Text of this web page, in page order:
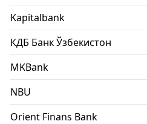
Kapitalbank
КДБ Банк Ўзбекистон
MKBank
NBU
Orient Finans Bank